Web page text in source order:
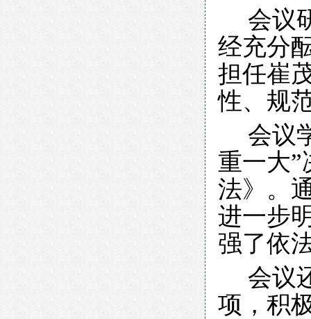
会议
经充分
担任崔
性、规
会议
重一大”
法》。
进一步
强了依
会议
项，积